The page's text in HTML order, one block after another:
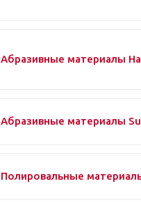
Абразивные материалы
Абразивные материалы
Полировальные